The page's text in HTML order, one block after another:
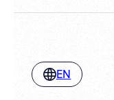
EN